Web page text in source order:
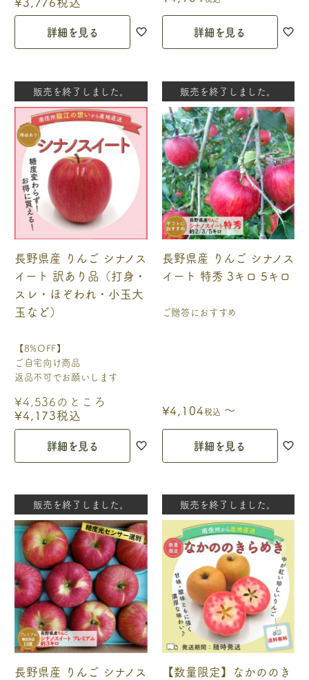
詳細を見る 詳細を見る
【8%OFF】
ご自宅向け商品
返品不可でお願いします
長野県産 りんご シナノス
イート 訳あり品（打身・
スレ・ほぞわれ・小玉大
玉など）
¥4,536のところ
¥4,173税込
販売を終了しました。
詳細を見る
ご贈答におすすめ
長野県産 りんご シナノス
イート 特秀 3キロ 5キロ
¥4,104税込 〜
販売を終了しました。
詳細を見る
長野県産 りんご シナノス
販売を終了しました。
【数量限定】なかののき
販売を終了しました。